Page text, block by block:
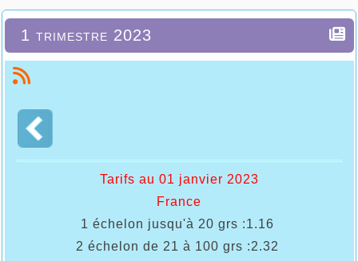
1 trimestre 2023
Tarifs au 01 janvier 2023
France
1 échelon jusqu'à 20 grs :1.16
2 échelon de 21 à 100 grs :2.32